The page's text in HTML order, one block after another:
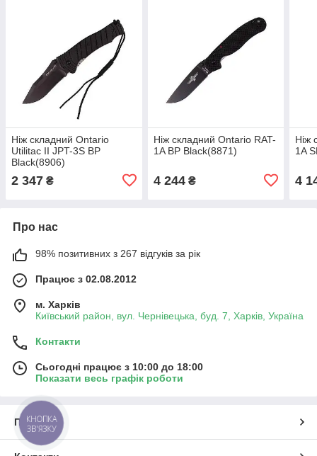
Ніж складний Ontario
Utilitac II JPT-3S BP
Black(8906)
2 347 ₴
Ніж складний Ontario RAT-
1A BP Black(8871)
4 244₴
Ніж
1A
4
Про нас
98% позитивних з 267 відгуків за рік
Працює з 02.08.2012
м. Харків
Київський район, вул. Чернівецька, буд. 7, Харків, Україна
Контакти
Сьогодні працює з 10:00 до 18:00
Показати весь графік роботи
Про нас
КНОПКА
ЗВ'ЯЗКУ